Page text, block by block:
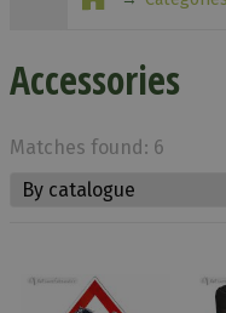
Accessories
Matches found: 6